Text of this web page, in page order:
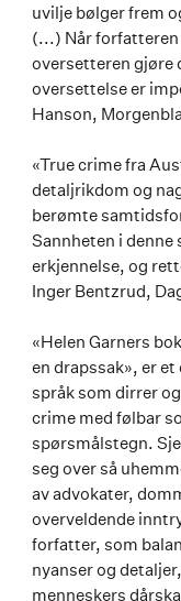
uvilje bølger frem
(...) Når
oversetteren gjøre
oversettelse er
Hanson,
«True crime fra
detaljrikdom og
berømte
Sannheten i denne
erkjennelse, og
Inger Bentzrud,
«Helen Garners
en drapssak», er
språk som dirrer
crime med følbar
spørsmålstegn.
seg over så
av advokater,
overveldende
forfatter, som
nyanser og
menneskers